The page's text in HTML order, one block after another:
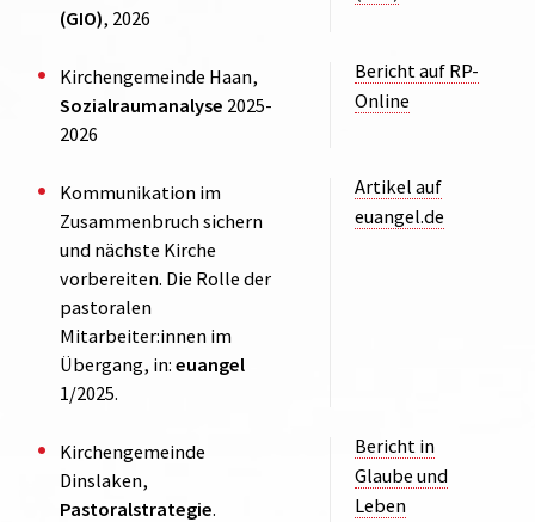
(GIO), 2026
Kirchengemeinde Haan,
Sozialraumanalyse 2025-
2026
Bericht auf RP-
Online
Kommunikation im
Zusammenbruch sichern
und nächste Kirche
vorbereiten. Die Rolle der
pastoralen
Mitarbeiter:innen im
Übergang, in: euangel
1/2025.
Artikel auf
euangel.de
Kirchengemeinde
Dinslaken,
Pastoralstrategie.
Bericht in
Glaube und
Leben